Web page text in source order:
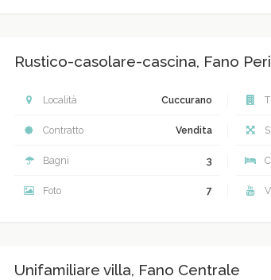
Rustico-casolare-cascina, Fano
Località Cuccurano
Contratto Vendita
Bagni 3
Foto 7
Unifamiliare villa, Fano Centrale